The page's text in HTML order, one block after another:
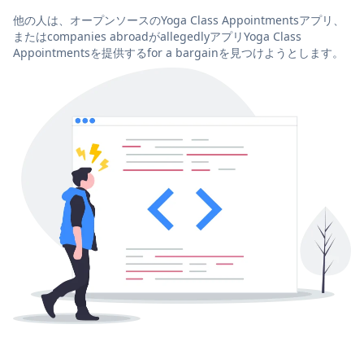
他の人は、オープンソースのYoga Class Appointmentsアプリ、
またはcompanies abroadがallegedlyアプリYoga Class
Appointmentsを提供するfor a bargainを見つけようとします。